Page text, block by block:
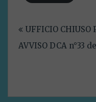
articoli
UFFICIO CHIUSO
AVVISO DCA n°33